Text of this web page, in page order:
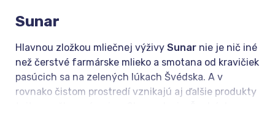
Sunar
Hlavnou zložkou mliečnej výživy Sunar nie je nič iné
než čerstvé farmárske mlieko a smotana od kravičiek
pasúcich sa na zelených lúkach Švédska. A v
rovnako čistom prostredí vznikajú aj ďalšie produkty